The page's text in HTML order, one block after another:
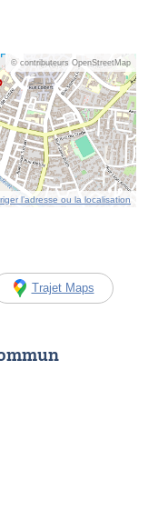
© contributeurs OpenStreetMap
l’adresse ou la localisation
Trajet Maps